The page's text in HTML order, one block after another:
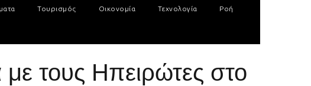
Τουρισμός Οικονομία Τεχνολογία Ροή
τους Ηπειρώτες στο